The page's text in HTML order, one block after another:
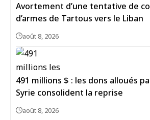
Avortement d’une tentative de
d’armes de Tartous vers le Liban
août 8, 2026
491 millions $ : les dons alloués
Syrie consolident la reprise
août 8, 2026